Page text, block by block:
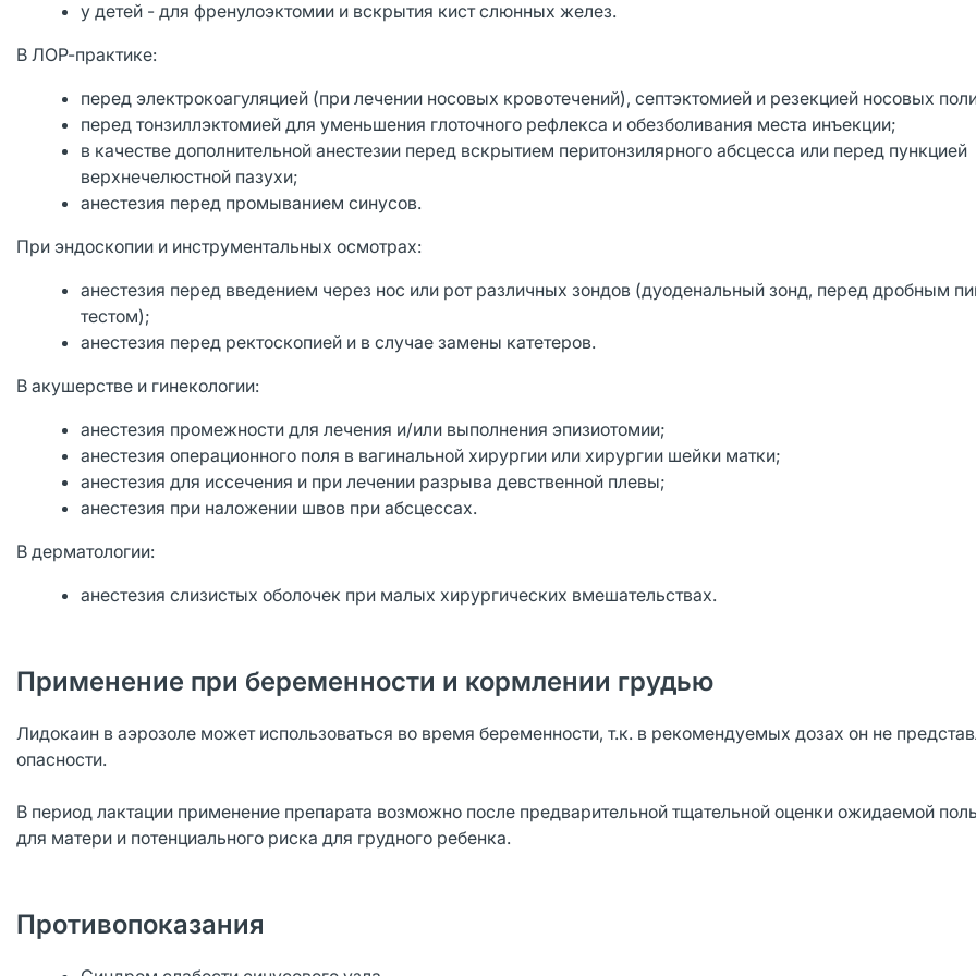
у детей - для френулоэктомии и вскрытия кист слюнных желез.
В ЛОР-практике:
перед электрокоагуляцией (при лечении носовых кровотечений), септэктомией и резекцией носовых
перед тонзиллэктомией для уменьшения глоточного рефлекса и обезболивания места инъекции;
в качестве дополнительной анестезии перед вскрытием перитонзилярного абсцесса или перед пункцией
верхнечелюстной пазухи;
анестезия перед промыванием синусов.
При эндоскопии и инструментальных осмотрах:
анестезия перед введением через нос или рот различных зондов (дуоденальный зонд, перед дробным
тестом);
анестезия перед ректоскопией и в случае замены катетеров.
В акушерстве и гинекологии:
анестезия промежности для лечения и/или выполнения эпизиотомии;
анестезия операционного поля в вагинальной хирургии или хирургии шейки матки;
анестезия для иссечения и при лечении разрыва девственной плевы;
анестезия при наложении швов при абсцессах.
В дерматологии:
анестезия слизистых оболочек при малых хирургических вмешательствах.
Применение при беременности и кормлении грудью
Лидокаин в аэрозоле может использоваться во время беременности, т.к. в рекомендуемых дозах он не
опасности.
В период лактации применение препарата возможно после предварительной тщательной оценки ожидаемой
для матери и потенциального риска для грудного ребенка.
Противопоказания